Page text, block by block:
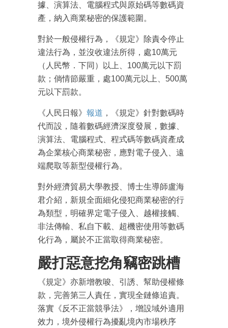
據、演算法、電腦程式與原始碼等數碼資
產，納入商業秘密的保護範圍。
對於一般侵權行為，《規定》除責令停止
違法行為，並沒收違法所得，處10萬元
（人民幣．下同）以上、100萬元以下罰
款；倘情節嚴重，處100萬元以上、500萬
元以下罰款。
《人民日報》 報道 ，《規定》針對數碼時
代而設，隨着數碼經濟深度發展，數據、
演算法、電腦程式、程式碼等數碼資產成
為企業核心商業秘密，應對電子侵入、遠
端爬取等新型侵權行為。
對外經濟貿易大學教授、博士生導師盧海
君介紹，新規全面細化侵犯商業秘密的行
為類型，明確界定電子侵入、越權接觸、
非法傳輸、私自下載、超機密使用等數碼
化行為，屬於不正當取得商業秘密。
嚴打惡意挖角竊密跳槽
《規定》亦新增教唆、引誘、幫助侵權條
款，完善第三人責任，實現全鏈條追責。
落實《反不正當競爭法》，增設域外適用
效力，境外侵權行為擾亂境內市場秩序